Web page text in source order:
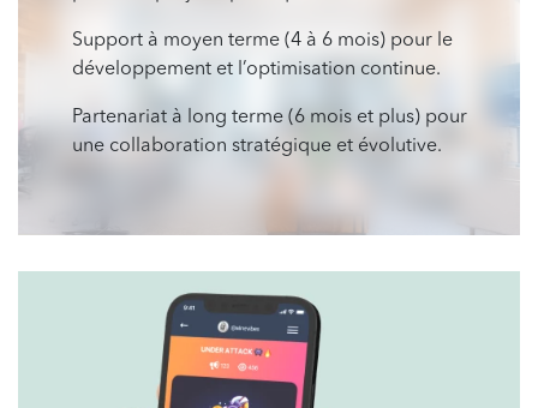
Support à moyen terme (4 à 6 mois) pour le
développement et l’optimisation continue.
Partenariat à long terme (6 mois et plus) pour
une collaboration stratégique et évolutive.